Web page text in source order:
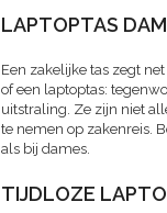
LAPTOPTAS
Een zakelijke tas zegt
of een laptoptas:
uitstraling. Ze zijn niet
te nemen op zakenreis.
als bij dames.
TIJDLOZE